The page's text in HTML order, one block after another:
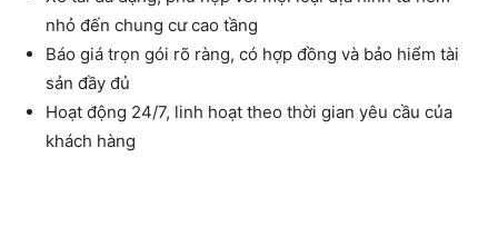
nhỏ đến chung cư cao tầng
Báo giá trọn gói rõ ràng, có hợp đồng và bảo hiểm tài
sản đầy đủ
Hoạt động 24/7, linh hoạt theo thời gian yêu cầu của
khách hàng